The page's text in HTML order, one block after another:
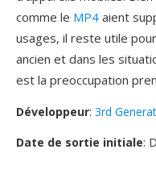
comme le MP4 aient
usages, il reste utile
ancien et dans les
est la preoccupation
Développeur: 3rd
Date de sortie initiale: